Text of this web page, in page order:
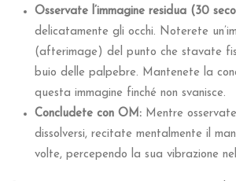
Osservate l’immagine residua (30
delicatamente gli occhi. Noterete
(afterimage) del punto che stavate
buio delle palpebre. Mantenete la
questa immagine finché non svanisce.
Concludete con OM: Mentre
dissolversi, recitate mentalmente il
volte, percependo la sua vibrazione